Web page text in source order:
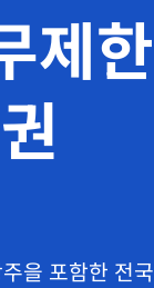
제한
을 포함한 전국